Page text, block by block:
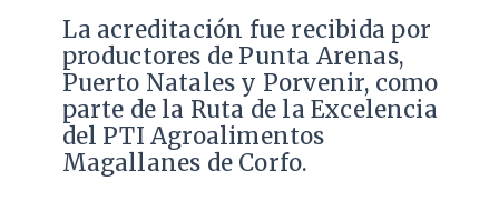
​La acreditación fue recibida por
productores de Punta Arenas,
Puerto Natales y Porvenir, como
parte de la Ruta de la Excelencia
del PTI Agroalimentos
Magallanes de Corfo.